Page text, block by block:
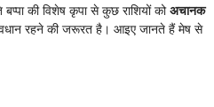
की विशेष कृपा से कुछ राशियों कोअचानक
रहने की जरूरत है। आइए जानते हैं मेष से